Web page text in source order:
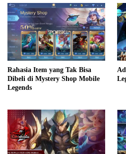
Rahasia Item yang Tak Bisa
Dibeli di Mystery Shop Mobile
Legends